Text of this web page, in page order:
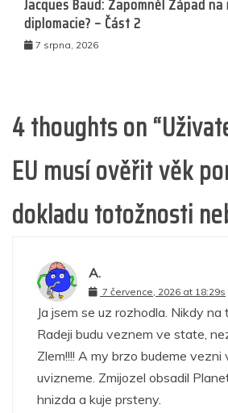
Jacques Baud: Zapomněl Západ
diplomacie? – Část 2
7 srpna, 2026
4 thoughts on “
EU musí ověřit věk
dokladu totožnosti
A.
7 července, 2026 at 18:29s
Ja jsem se uz rozhodla. Nikdy na
Radeji budu veznem ve state,
Zlem!!!! A my brzo budeme vezni
uvizneme. Zmijozel obsadil
hnizda a kuje prsteny.